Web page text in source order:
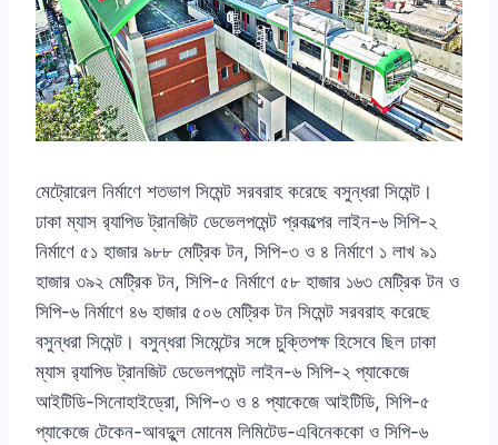
মেট্রোরেল নির্মাণে শতভাগ সিমেন্ট সরবরাহ করেছে বসুন্ধরা সিমেন্ট।
ঢাকা ম্যাস র‌্যাপিড ট্রানজিট ডেভেলপমেন্ট প্রকল্পের লাইন-৬ সিপি-২
নির্মাণে ৫১ হাজার ৯৮৮ মেট্রিক টন, সিপি-৩ ও ৪ নির্মাণে ১ লাখ ৯১
হাজার ৩৯২ মেট্রিক টন, সিপি-৫ নির্মাণে ৫৮ হাজার ১৬৩ মেট্রিক টন ও
সিপি-৬ নির্মাণে ৪৬ হাজার ৫০৬ মেট্রিক টন সিমেন্ট সরবরাহ করেছে
বসুন্ধরা সিমেন্ট। বসুন্ধরা সিমেন্টের সঙ্গে চুক্তিপক্ষ হিসেবে ছিল ঢাকা
ম্যাস র‌্যাপিড ট্রানজিট ডেভেলপমেন্ট লাইন-৬ সিপি-২ প্যাকেজে
আইটিডি-সিনোহাইড্রো, সিপি-৩ ও ৪ প্যাকেজে আইটিডি, সিপি-৫
প্যাকেজে টেকেন-আবদুুল মোনেম লিমিটেড-এবিনেককো ও সিপি-৬